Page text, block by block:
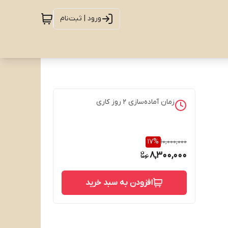
ورود | ثبت‌نام
زمان آماده‌سازی 2 روز کاری
10,000,000
17%
8,300,000
افزودن به سبد خرید